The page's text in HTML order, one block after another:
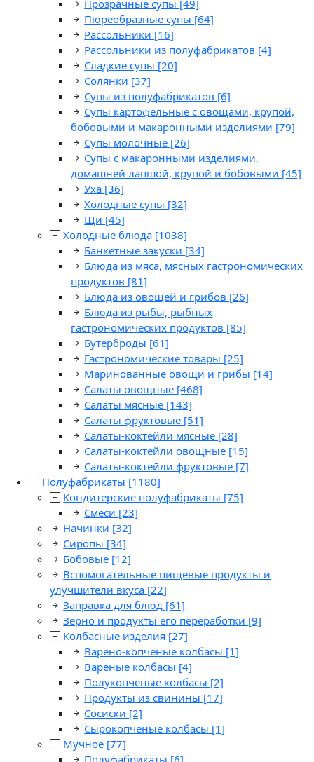
Прозрачные супы [49]
Пюреобразные супы [64]
Рассольники [16]
Рассольники из полуфабрикатов [4]
Сладкие супы [20]
Солянки [37]
Супы из полуфабрикатов [6]
Супы картофельные с овощами, крупой,
бобовыми и макаронными изделиями [79]
Супы молочные [26]
Супы с макаронными изделиями,
домашней лапшой, крупой и бобовыми [45]
Уха [36]
Холодные супы [32]
Щи [45]
Холодные блюда [1038]
Банкетные закуски [34]
Блюда из мяса, мясных гастрономических
продуктов [81]
Блюда из овощей и грибов [26]
Блюда из рыбы, рыбных
гастрономических продуктов [85]
Бутерброды [61]
Гастрономические товары [25]
Маринованные овощи и грибы [14]
Салаты овощные [468]
Салаты мясные [143]
Салаты фруктовые [51]
Салаты-коктейли мясные [28]
Салаты-коктейли овощные [15]
Салаты-коктейли фруктовые [7]
Полуфабрикаты [1180]
Кондитерские полуфабрикаты [75]
Смеси [23]
Начинки [32]
Сиропы [34]
Бобовые [12]
Вспомогательные пищевые продукты и
улучшители вкуса [22]
Заправка для блюд [61]
Зерно и продукты его переработки [9]
Колбасные изделия [27]
Варено-копченые колбасы [1]
Вареные колбасы [4]
Полукопченые колбасы [2]
Продукты из свинины [17]
Сосиски [2]
Сырокопченые колбасы [1]
Мучное [77]